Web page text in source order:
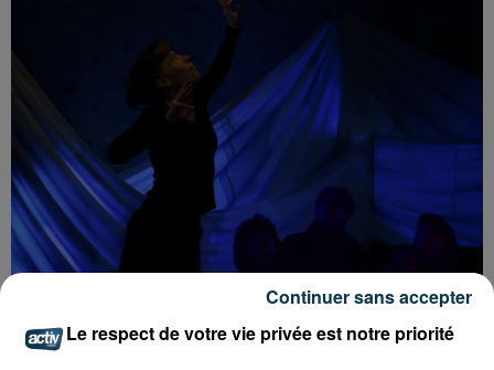
Le respect de votre vie privée est notre priorité
Continuer sans accepter